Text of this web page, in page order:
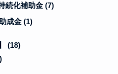
続化補助金 (7)
成金 (1)
(18)